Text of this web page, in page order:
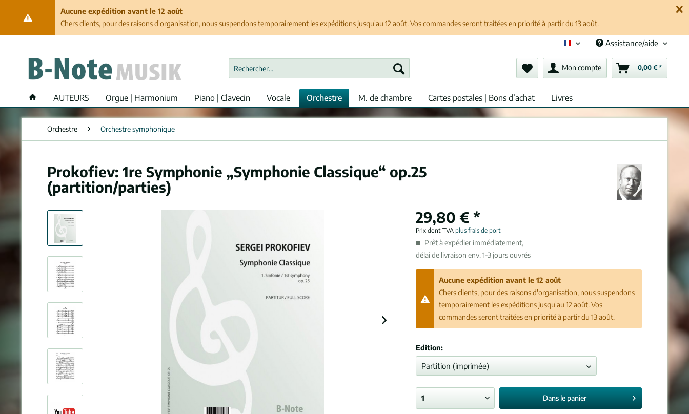
Aucune expédition avant le 12 août
Chers clients, pour des raisons d'organisation, nous suspendons temporairement les expéditions jusqu'au 12 août. Vos commandes seront traitées en priorité à partir du 13 août.
Français (fr)Assistance/aide
Mon compte 0,00 € *
AUTEURS Orgue | Harmonium Piano | Clavecin Vocale Orchestre M. de chambre Cartes postales | Bons d’achat Livres
Orchestre Orchestre symphonique
Prokofiev: 1re Symphonie „Symphonie Classique“ op.25
(partition/parties)
29,80 € *
Prix dont TVAplus frais de port
Prêt à expédier immédiatement,
délai de livraison env. 1-3 jours ouvrés
Aucune expédition avant le 12 août
Chers clients, pour des raisons d'organisation, nous suspendons
temporairement les expéditions jusqu'au 12 août. Vos
commandes seront traitées en priorité à partir du 13 août.
Edition:
Dans le panier